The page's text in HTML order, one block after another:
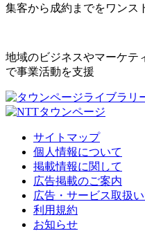
集客から成約までをワンス
地域のビジネスやマーケテ
で事業活動を支援
サイトマップ
個人情報について
掲載情報に関して
広告掲載のご案内
広告・サービス取扱
利用規約
お知らせ